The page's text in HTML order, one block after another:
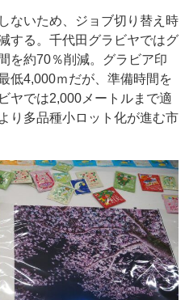
ないため、ジョブ切り替え時
する。千代田グラビヤではグ
を約70％削減。グラビア印
低4,000ｍだが、準備時間を
ヤでは2,000メートルまで適
り多品種小ロット化が進む市